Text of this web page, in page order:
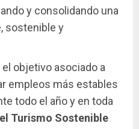
y consolidando una
sostenible y
objetivo asociado a
empleos más estables
todo el año y en toda
Turismo Sostenible